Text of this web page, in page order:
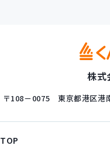
株式
〒108－0075 東京都港区港
TOP